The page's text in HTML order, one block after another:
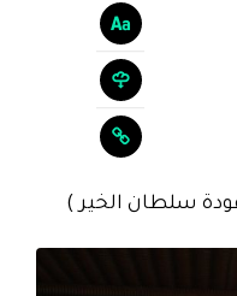
سلطان الخير )